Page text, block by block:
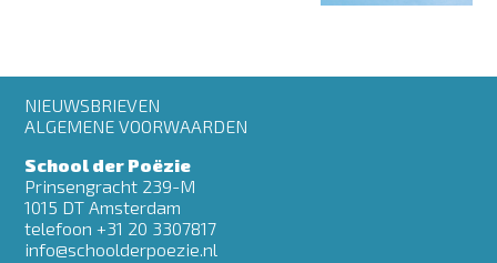
Footer
menu
NIEUWSBRIEVEN
ALGEMENE VOORWAARDEN
School der Poëzie
Prinsengracht 239-M
1015 DT Amsterdam
telefoon +31 20 3307817
info@schoolderpoezie.nl